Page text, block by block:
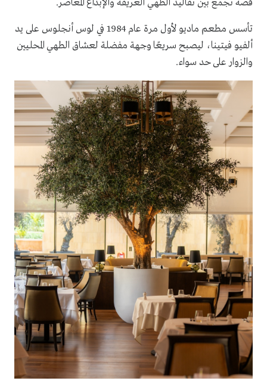
قصة تجمع بين تقاليد الطهي العريقة والإبداع المعاصر.
تأسس مطعم ماديو لأول مرة عام 1984 في لوس أنجلوس على يد
ألفيو فيتينا، ليصبح سريعًا وجهة مفضلة لعشاق الطهي المحليين
والزوار على حد سواء.